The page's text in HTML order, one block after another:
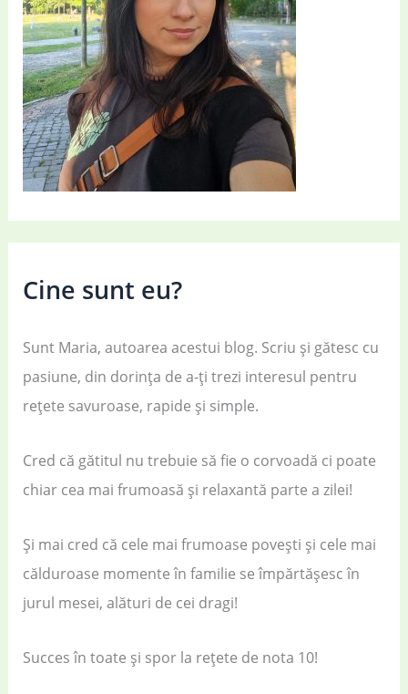
Cine sunt eu?
Sunt Maria, autoarea acestui blog. Scriu și gătesc cu
pasiune, din dorința de a-ți trezi interesul pentru
rețete savuroase, rapide și simple.
Cred că gătitul nu trebuie să fie o corvoadă ci poate
chiar cea mai frumoasă și relaxantă parte a zilei!
Și mai cred că cele mai frumoase povești și cele mai
călduroase momente în familie se împărtășesc în
jurul mesei, alături de cei dragi!
Succes în toate și spor la rețete de nota 10!